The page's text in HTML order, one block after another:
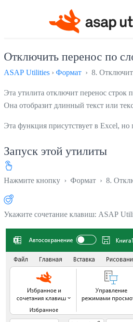
Отключить перенос по
ASAP Utilities › Формат › 8.
Эта утилита отключит перенос строк
Она отобразит длинный текст или
Эта функция присутствует в Excel,
Запуск этой утилиты
Нажмите кнопку › Формат › 8.
Укажите сочетание клавиш: ASAP